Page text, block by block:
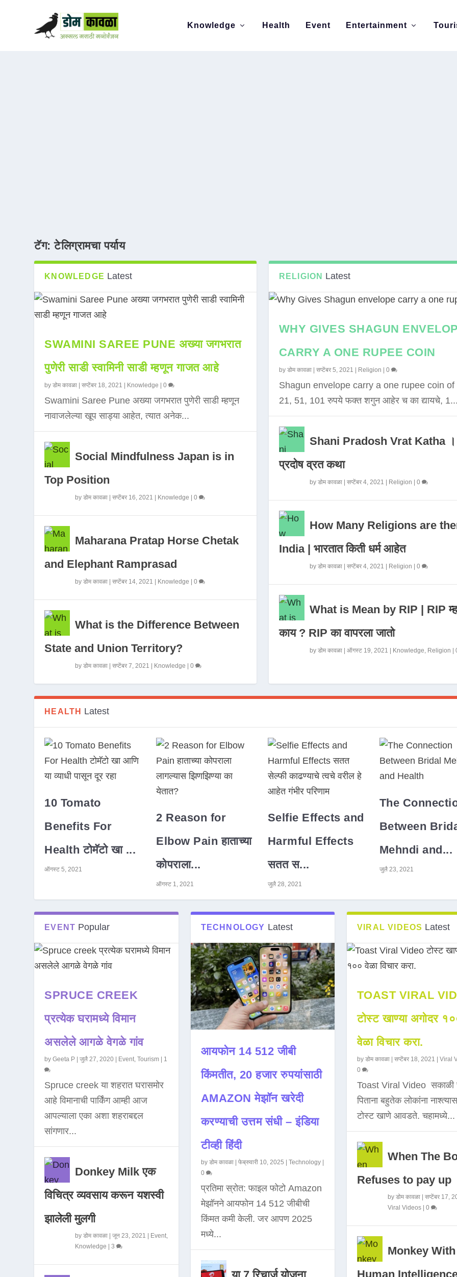
Knowledge Health Event Entertainment
टॅग:टेलिग्रामचा पर्याय
KNOWLEDGE Latest
SWAMINI SAREE PUNE अख्या जगभरात
पुणेरी साडी स्वामिनी साडी म्हणून गाजत आहे
byडोम कावळा |सप्टेंबर 18, 2021 Knowledge |0
Swamini Saree Pune अख्या जगभरात पुणेरी साडी म्हणून
नावाजलेल्या खूप साड्या आहेत, त्यात अनेक...
Social Mindfulness Japan is in
Top Position
byडोम कावळा |सप्टेंबर 16, 2021 Knowledge |0
Maharana Pratap Horse Chetak
and Elephant Ramprasad
byडोम कावळा |सप्टेंबर 14, 2021 Knowledge |0
What is the Difference Between
State and Union Territory?
byडोम कावळा |सप्टेंबर 7, 2021 Knowledge |0
RELIGION Latest
WHY GIVES SHAGUN
CARRY A ONE RUPEE COIN
by डोम कावळा| सप्टेंबर 5, 2021 Religion 0
Shagun envelope carry a one rupee coin of
21, 51, 101 रुपये फक्त शगुन आहेर च का द्यायचे, 1...
Shani Pradosh Vrat Katha ।
प्रदोष व्रत कथा
by डोम कावळा| सप्टेंबर 4, 2021 Religion 0
How Many Religions are
India | भारतात किती धर्म आहेत
by डोम कावळा| सप्टेंबर 4, 2021 Religion 0
What is Mean by RIP | RIP
काय ? RIP का वापरला जातो
by डोम कावळा| ऑगस्ट 19, 2021 Knowledge, Religion
HEALTH Latest
10 Tomato
Benefits For
Health टोमॅटो खा ...
ऑगस्ट 5, 2021
2 Reason for
Elbow Pain हाताच्या
कोपराला...
ऑगस्ट 1, 2021
Selfie Effects and
Harmful Effects
सतत स...
जुलै 28, 2021
The
Between
Mehndi and...
जुलै 23, 2021
EVENT Popular
SPRUCE CREEK
प्रत्येक घरामध्ये विमान
असलेले आगळे वेगळे गांव
byGeeta P |जुलै 27, 2020 Event,Tourism 1
Spruce creek या शहरात घरासमोर
आहे विमानाची पार्किंग आम्ही आज
आपल्याला एका अशा शहराबद्दल
सांगणार...
Donkey Milk एक
विचित्र व्यवसाय करून यशस्वी
झालेली मुलगी
byडोम कावळा |जून 23, 2021 Event,
Knowledge |3
TECHNOLOGY Latest
आयफोन 14 512 जीबी
किंमतीत, 20 हजार रुपयांसाठी
AMAZON मेझॉन खरेदी
करण्याची उत्तम संधी – इंडिया
टीव्ही हिंदी
by डोम कावळा| फेब्रुवारी 10, 2025 | Technology|
0
प्रतिमा स्रोत: फाइल फोटो Amazon
मेझॉनने आयफोन 14 512 जीबीची
किंमत कमी केली. जर आपण 2025
मध्ये...
VIRAL VIDEOS Latest
TOAST VIRAL
टोस्ट खाण्या अगोदर
वेळा विचार करा.
by डोम कावळा| सप्टेंबर 18, 2021 Viral
0
Toast Viral Video सकाळी
पिताना बहुतेक लोकांना
टोस्ट खाणे आवडते. चहामध्ये...
When The
Refuses to pay up
by डोम कावळा| सप्टेंबर 17,
Viral Videos| 0
Monkey With
Human